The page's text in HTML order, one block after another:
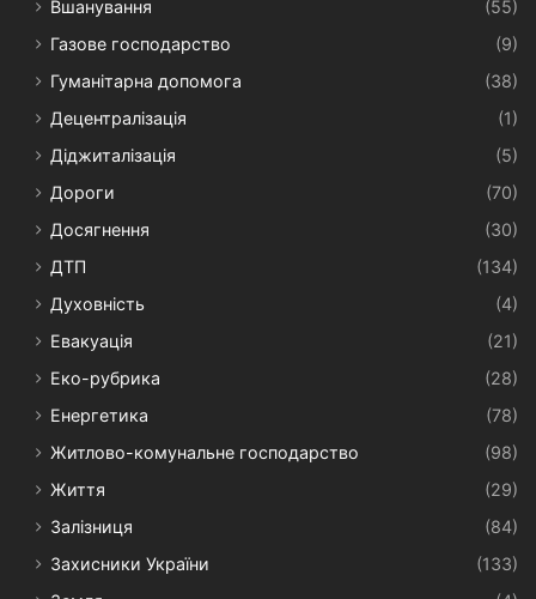
Вшанування
(55)
Газове господарство
(9)
Гуманітарна допомога
(38)
Децентралізація
(1)
Діджиталізація
(5)
Дороги
(70)
Досягнення
(30)
ДТП
(134)
Духовність
(4)
Евакуація
(21)
Еко-рубрика
(28)
Енергетика
(78)
Житлово-комунальне господарство
(98)
Життя
(29)
Залізниця
(84)
Захисники України
(133)